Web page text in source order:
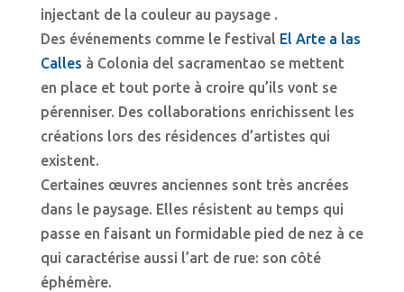
injectant de la couleur au paysage .
Des événements comme le festival El Arte a las
Calles à Colonia del sacramentao se mettent
en place et tout porte à croire qu’ils vont se
pérenniser. Des collaborations enrichissent les
créations lors des résidences d’artistes qui
existent.
Certaines œuvres anciennes sont très ancrées
dans le paysage. Elles résistent au temps qui
passe en faisant un formidable pied de nez à ce
qui caractérise aussi l’art de rue: son côté
éphémère.